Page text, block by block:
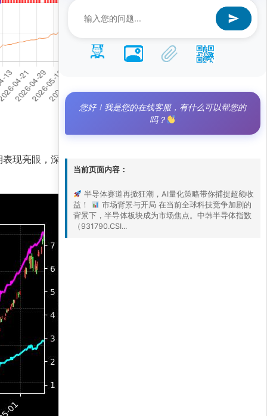
亮眼，深证100R指数同步走高，显示出行业
您好！我是您的在线客服，有什么可以帮您的
吗？
当前页面内容：
半导体赛道再掀狂潮，AI量化策略带你捕捉超额收
益！
市场背景与开局 在当前全球科技竞争加剧的
背景下，半导体板块成为市场焦点。中韩半导体指数
（931790.CSI...